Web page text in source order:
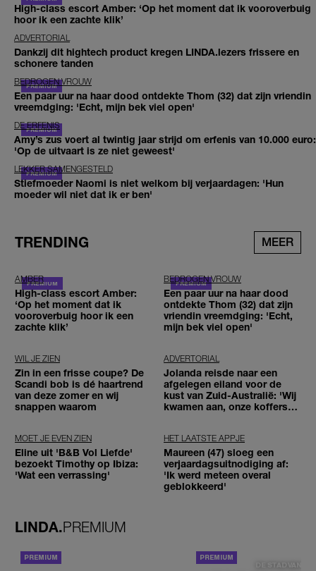
High-class escort Amber: ‘Op het moment dat ik vooroverbuig
hoor ik een zachte klik’
ADVERTORIAL
Dankzij dit hightech product kregen LINDA.lezers frissere en
schonere tanden
BEDROGEN VROUW
Een paar uur na haar dood ontdekte Thom (32) dat zijn vriendin
vreemdging: 'Echt, mijn bek viel open'
DE ERFENIS
Amy’s zus voert al twintig jaar strijd om erfenis van 10.000 euro:
'Op de uitvaart is ze niet geweest'
LEKKER SAMENGESTELD
Stiefmoeder Naomi is niet welkom bij verjaardagen: 'Hun
moeder wil niet dat ik er ben'
TRENDING MEER
AMBER
High-class escort Amber:
‘Op het moment dat ik
vooroverbuig hoor ik een
zachte klik’
BEDROGEN VROUW
Een paar uur na haar dood
ontdekte Thom (32) dat zijn
vriendin vreemdging: 'Echt,
mijn bek viel open'
WIL JE ZIEN
Zin in een frisse coupe? De
Scandi bob is dé haartrend
van deze zomer en wij
snappen waarom
ADVERTORIAL
Jolanda reisde naar een
afgelegen eiland voor de
kust van Zuid-Australië: 'Wij
kwamen aan, onze koffers
MOET JE EVEN ZIEN
Eline uit 'B&B Vol Liefde'
bezoekt Timothy op Ibiza:
'Wat een verrassing'
HET LAATSTE APPJE
Maureen (47) sloeg een
verjaardagsuitnodiging af:
'Ik werd meteen overal
geblokkeerd'
LINDA.PREMIUM
DE STAD VAN